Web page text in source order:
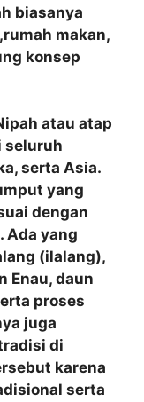
biasanya
makan,
konsep
atau atap
seluruh
serta Asia.
yang
dengan
Ada yang
(ilalang),
Enau, daun
proses
juga
di
karena
serta